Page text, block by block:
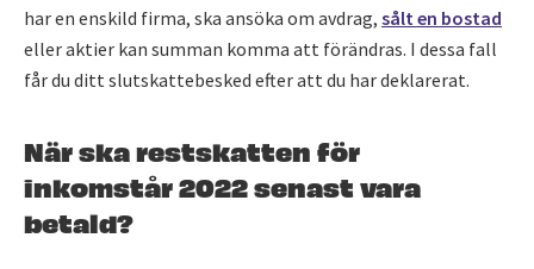
har en enskild firma, ska ansöka om avdrag, sålt en bostad
eller aktier kan summan komma att förändras. I dessa fall
får du ditt slutskattebesked efter att du har deklarerat.
När ska restskatten för
inkomstår 2022 senast vara
betald?